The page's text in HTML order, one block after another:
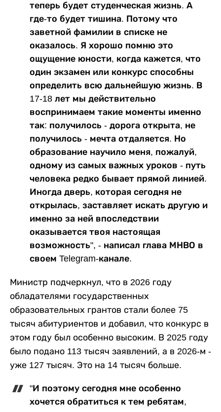
теперь будет студенческая жизнь. А
где-то будет тишина. Потому что
заветной фамилии в списке не
оказалось. Я хорошо помню это
ощущение юности, когда кажется, что
один экзамен или конкурс способны
определить всю дальнейшую жизнь. В
17-18 лет мы действительно
воспринимаем такие моменты именно
так: получилось - дорога открыта, не
получилось - мечта отдаляется. Но
образование научило меня, пожалуй,
одному из самых важных уроков - путь
человека редко бывает прямой линией.
Иногда дверь, которая сегодня не
открылась, заставляет искать другую и
именно за ней впоследствии
оказывается твоя настоящая
возможность", - написал глава МНВО в
своем Telegram-канале.
Министр подчеркнул, что в 2026 году
обладателями государственных
образовательных грантов стали более 75
тысяч абитуриентов и добавил, что конкурс в
этом году был особенно высоким. В 2025 году
было подано 113 тысяч заявлений, а в 2026-м -
уже 127 тысяч. Это на 14 тысяч больше.
"И поэтому сегодня мне особенно
хочется обратиться к тем ребятам,